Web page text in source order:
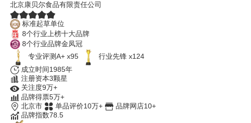
北京康贝尔食品有限责任公司
标准起草单位
8个行业上榜十大品牌
8个行业品牌金凤冠
专业评测A+ x95
行业先锋 x124
成立时间1985年
注册资本3颗星
关注度9万+
品牌得票5万+
北京市
单品评价10万+
品牌网店10+
品牌指数78.5